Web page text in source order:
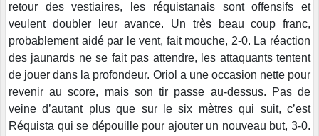
retour des vestiaires, les réquistanais sont offensifs et
veulent doubler leur avance. Un très beau coup franc,
probablement aidé par le vent, fait mouche, 2-0. La réaction
des jaunards ne se fait pas attendre, les attaquants tentent
de jouer dans la profondeur. Oriol a une occasion nette pour
revenir au score, mais son tir passe au-dessus. Pas de
veine d’autant plus que sur le six mètres qui suit, c’est
Réquista qui se dépouille pour ajouter un nouveau but, 3-0.